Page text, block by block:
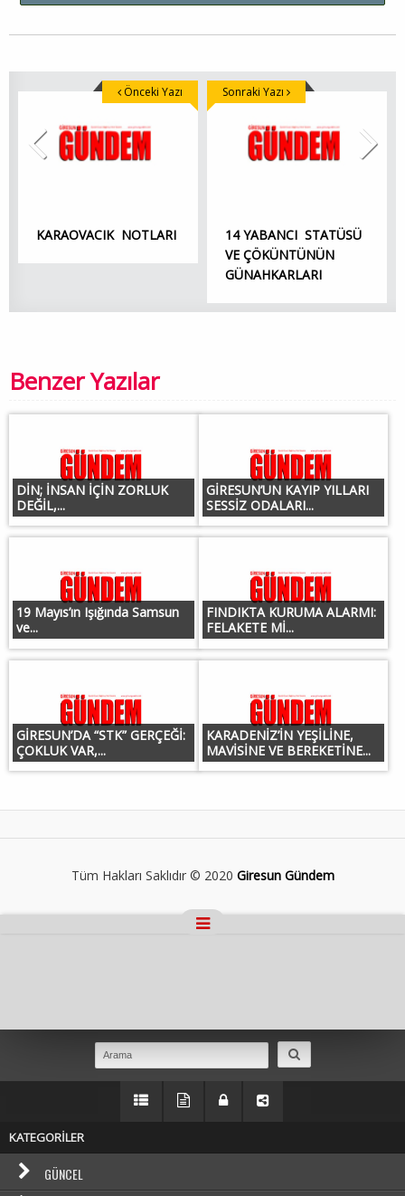
KARAOVACIK NOTLARI
Önceki Yazı
14 YABANCI STATÜSÜ
VE ÇÖKÜNTÜNÜN
GÜNAHKARLARI
Sonraki Yazı
Benzer Yazılar
DİN; İNSAN İÇİN ZORLUK
DEĞİL,...
GİRESUN’UN KAYIP YILLARI
SESSİZ ODALARI...
19 Mayıs’ın Işığında Samsun
ve...
FINDIKTA KURUMA ALARMI:
FELAKETE Mİ...
GİRESUN’DA “STK” GERÇEĞİ:
ÇOKLUK VAR,...
KARADENİZ’İN YEŞİLİNE,
MAVİSİNE VE BEREKETİNE...
Tüm Hakları Saklıdır © 2020 Giresun Gündem
KATEGORİLER
GÜNCEL